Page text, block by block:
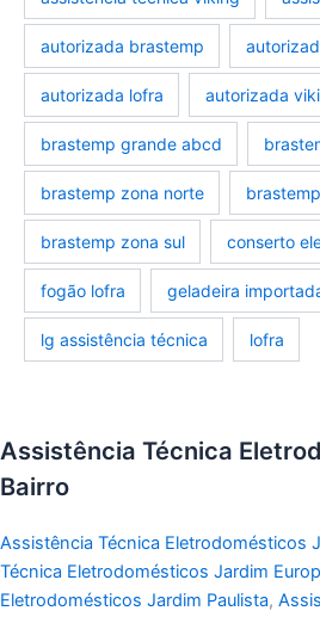
autorizada brastemp
autorizada lofra autorizada
brastemp grande abcd
brastemp zona norte
brastemp zona sul conserto
fogão lofra geladeira
lg assistência técnica lofra
Assistência Técnica
Bairro
Assistência Técnica Eletrodomésticos
Técnica Eletrodomésticos Jardim
Eletrodomésticos Jardim Paulista,